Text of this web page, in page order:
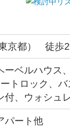
京都） 徒歩
ーベルハウス
トロック、
付、ウォシュ
物干し、複層
パート他